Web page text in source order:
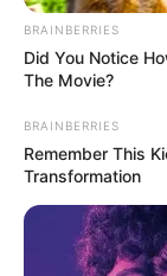
BRAINBERRIES
Did You Notice
The Movie?
BRAINBERRIES
Remember This
Transformation